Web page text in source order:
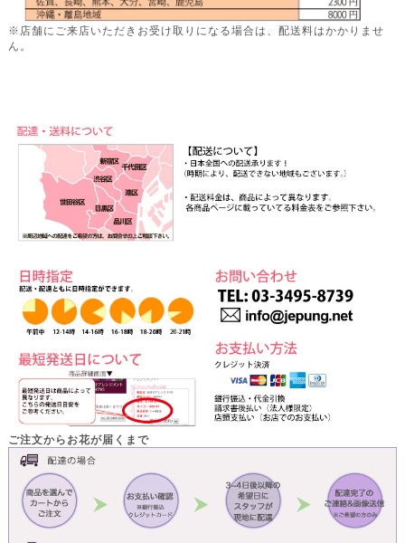
※店舗にご来店いただきお受け取りになる場合は、配送料はかかりませ
ん。
ご注文からお花が届くまで